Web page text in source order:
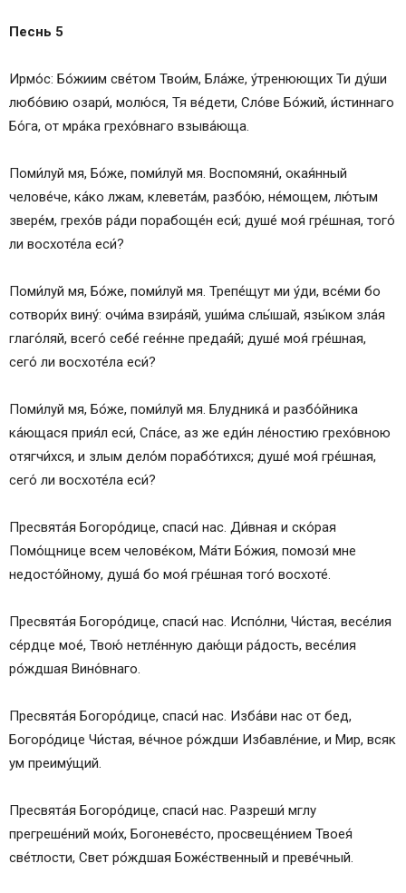
Песнь 5
Ирмо́с: Бо́жиим све́том Твои́м, Бла́же, у́тренюющих Ти ду́ши
любо́вию озари́, молю́ся, Тя ве́дети, Сло́ве Бо́жий, и́стиннаго
Бо́га, от мра́ка грехо́внаго взыва́юща.
Поми́луй мя, Бо́же, поми́луй мя. Воспомяни́, окая́нный
челове́че, ка́ко лжам, клевета́м, разбо́ю, не́мощем, лю́тым
звере́м, грехо́в ра́ди порабоще́н еси́; душе́ моя́ гре́шная, того́
ли восхоте́ла еси́?
Поми́луй мя, Бо́же, поми́луй мя. Трепе́щут ми у́ди, все́ми бо
сотвори́х вину́: очи́ма взира́яй, уши́ма слы́шай, язы́ком зла́я
глаго́ляй, всего́ себе́ гее́нне предая́й; душе́ моя́ гре́шная,
сего́ ли восхоте́ла еси́?
Поми́луй мя, Бо́же, поми́луй мя. Блудника́ и разбо́йника
ка́ющася прия́л еси́, Спа́се, аз же еди́н ле́ностию грехо́вною
отягчи́хся, и злым дело́м порабо́тихся; душе́ моя́ гре́шная,
сего́ ли восхоте́ла еси́?
Пресвята́я Богоро́дице, спаси́ нас. Ди́вная и ско́рая
Помо́щнице всем челове́ком, Ма́ти Бо́жия, помози́ мне
недосто́йному, душа́ бо моя́ гре́шная того́ восхоте́.
Пресвята́я Богоро́дице, спаси́ нас. Испо́лни, Чи́стая, весе́лия
се́рдце мое́, Твою́ нетле́нную даю́щи ра́дость, весе́лия
ро́ждшая Вино́внаго.
Пресвята́я Богоро́дице, спаси́ нас. Изба́ви нас от бед,
Богоро́дице Чи́стая, ве́чное ро́ждши Избавле́ние, и Мир, всяк
ум преиму́щий.
Пресвята́я Богоро́дице, спаси́ нас. Разреши́ мглу
прегреше́ний мои́х, Богоневе́сто, просвеще́нием Твоея́
све́тлости, Свет ро́ждшая Боже́ственный и преве́чный.